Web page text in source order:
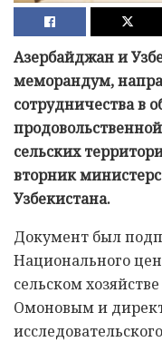
Азербайджан и
меморандум,
сотрудничества в
сельских
вторник
Узбекистана.
Документ был
Национального
сельском
Омоновым и